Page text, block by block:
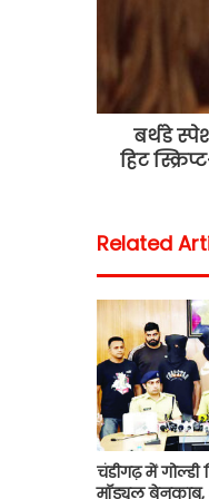
बर्थडे
हिट
Related
चंडीगढ़ में
मॉड्यूल बेनकाब,